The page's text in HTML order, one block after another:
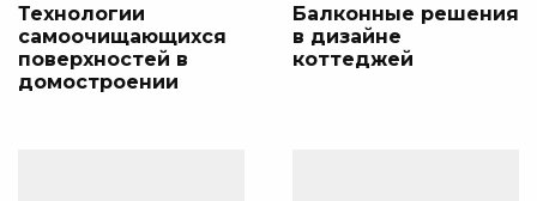
Технологии
самоочищающихся
поверхностей в
домостроении
Балконные решения
в дизайне
коттеджей